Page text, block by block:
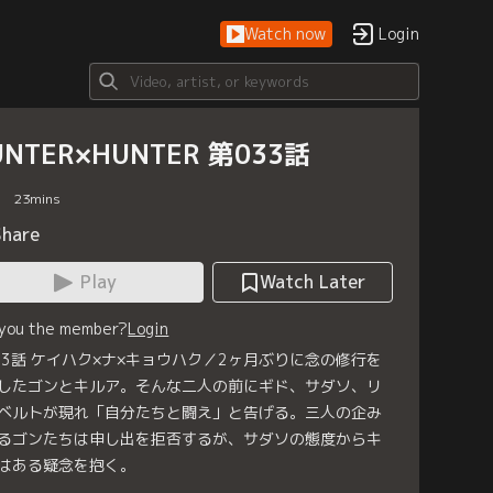
Watch now Login
第033話
23mins
Play
Watch Later
the member?Login
話 ケイハク×ナ×キョウハク／2ヶ月ぶりに念の修行を
たゴンとキルア。そんな二人の前にギド、サダソ、リ
ルトが現れ「自分たちと闘え」と告げる。三人の企み
ゴンたちは申し出を拒否するが、サダソの態度からキ
ある疑念を抱く。